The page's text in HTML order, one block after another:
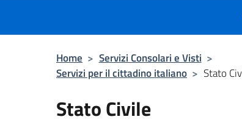
Home > Servizi Consolari e Visti >
Servizi per il cittadino italiano > Stato
Stato Civile